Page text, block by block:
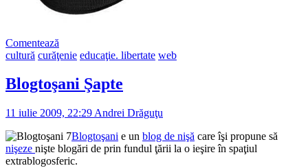
Comentează
cultură curăţenie educaţie. libertate web
Blogtoşani Şapte
11 iulie 2009, 22:29 Andrei Drăguţu
Blogtoşani e un blog de nişă care îşi propune să
nişeze nişte blogări de prin fundul ţării la o ieşire în spaţiul
extrablogosferic.